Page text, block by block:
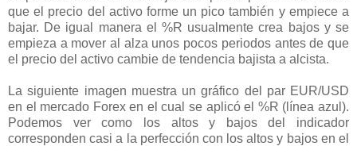
que el precio del activo forme un pico también y empiece a
bajar. De igual manera el %R usualmente crea bajos y se
empieza a mover al alza unos pocos periodos antes de que
el precio del activo cambie de tendencia bajista a alcista.
La siguiente imagen muestra un gráfico del par EUR/USD
en el mercado Forex en el cual se aplicó el %R (línea azul).
Podemos ver como los altos y bajos del indicador
corresponden casi a la perfección con los altos y bajos en el